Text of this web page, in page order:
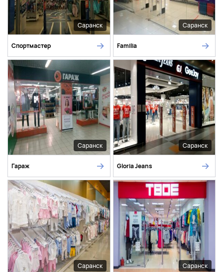
Саранск
Спортмастер
Саранск
Familia
Саранск
Гараж
Саранск
Gloria Jeans
Саранск Саранск